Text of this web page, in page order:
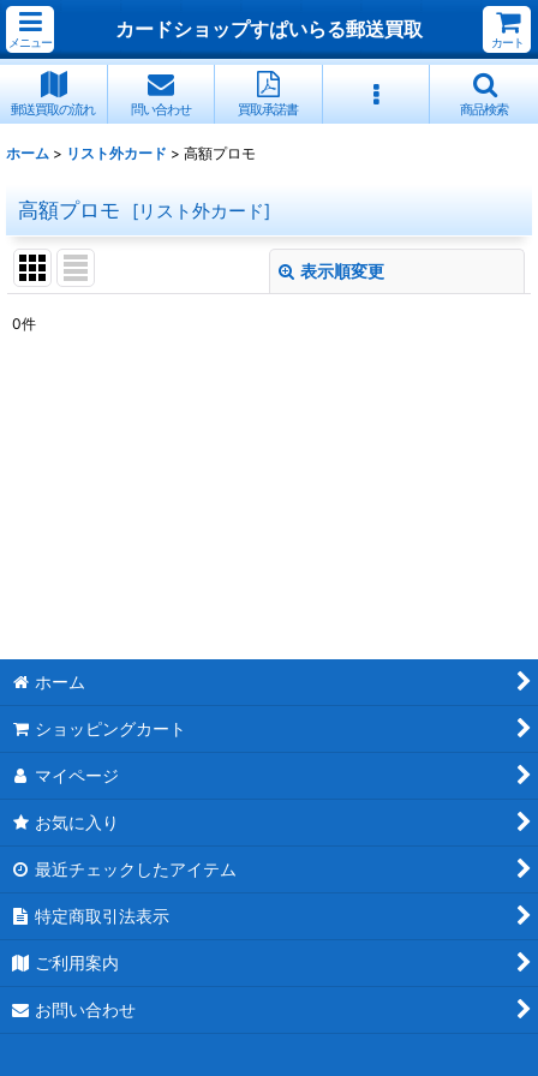
メニュー
カードショップすぱいらる郵送買取
カート
郵送買取の流れ 問い合わせ 買取承諾書 商品検索
ホーム > リスト外カード > 高額プロモ
高額プロモ [リスト外カード]
表示順変更
0件
ホーム
ショッピングカート
マイページ
お気に入り
最近チェックしたアイテム
特定商取引法表示
ご利用案内
お問い合わせ